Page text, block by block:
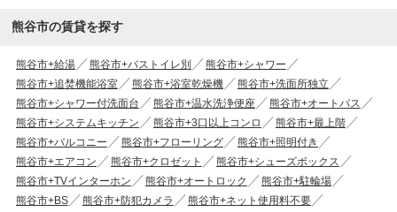
熊谷市の賃貸を探す
熊谷市+給湯 熊谷市+バストイレ別
熊谷市+シャワー
熊谷市+追焚機能浴室
熊谷市+浴室乾燥機
熊谷市+洗面所独立
熊谷市+シャワー付洗面台
熊谷市+温水洗浄便座
熊谷市+オートバス
熊谷市+システムキッチン
熊谷市+3口以上コンロ
熊谷市+最上階
熊谷市+バルコニー
熊谷市+フローリング
熊谷市+照明付き
熊谷市+エアコン
熊谷市+クロゼット
熊谷市+シューズボックス
熊谷市+TVインターホン
熊谷市+オートロック
熊谷市+駐輪場
熊谷市+BS
熊谷市+防犯カメラ
熊谷市+ネット使用料不要